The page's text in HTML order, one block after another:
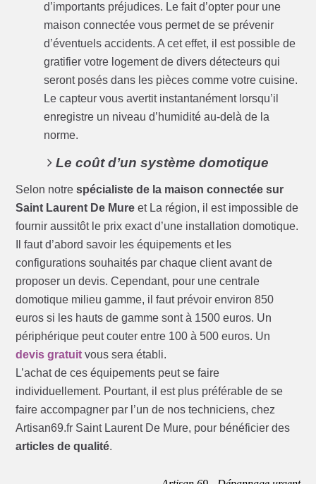
d’importants préjudices. Le fait d’opter pour une
maison connectée vous permet de se prévenir
d’éventuels accidents. A cet effet, il est possible de
gratifier votre logement de divers détecteurs qui
seront posés dans les pièces comme votre cuisine.
Le capteur vous avertit instantanément lorsqu’il
enregistre un niveau d’humidité au-delà de la
norme.
Le coût d’un système domotique
Selon notrespécialiste de la maison connectée sur
Saint Laurent De Mure et La région, il est impossible de
fournir aussitôt le prix exact d’une installation domotique.
Il faut d’abord savoir les équipements et les
configurations souhaités par chaque client avant de
proposer un devis. Cependant, pour une centrale
domotique milieu gamme, il faut prévoir environ 850
euros si les hauts de gamme sont à 1500 euros. Un
périphérique peut couter entre 100 à 500 euros. Un
devis gratuit vous sera établi.
L’achat de ces équipements peut se faire
individuellement. Pourtant, il est plus préférable de se
faire accompagner par l’un de nos techniciens, chez
Artisan69.fr Saint Laurent De Mure, pour bénéficier des
articles de qualité.